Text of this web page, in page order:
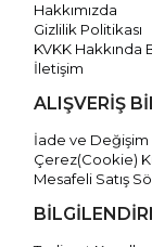
Hakkımızda
Gizlilik Politikası
KVKK
İletişim
ALIŞVERİŞ
İade ve Değişim
Çerez(Cookie)
Mesafeli Satış